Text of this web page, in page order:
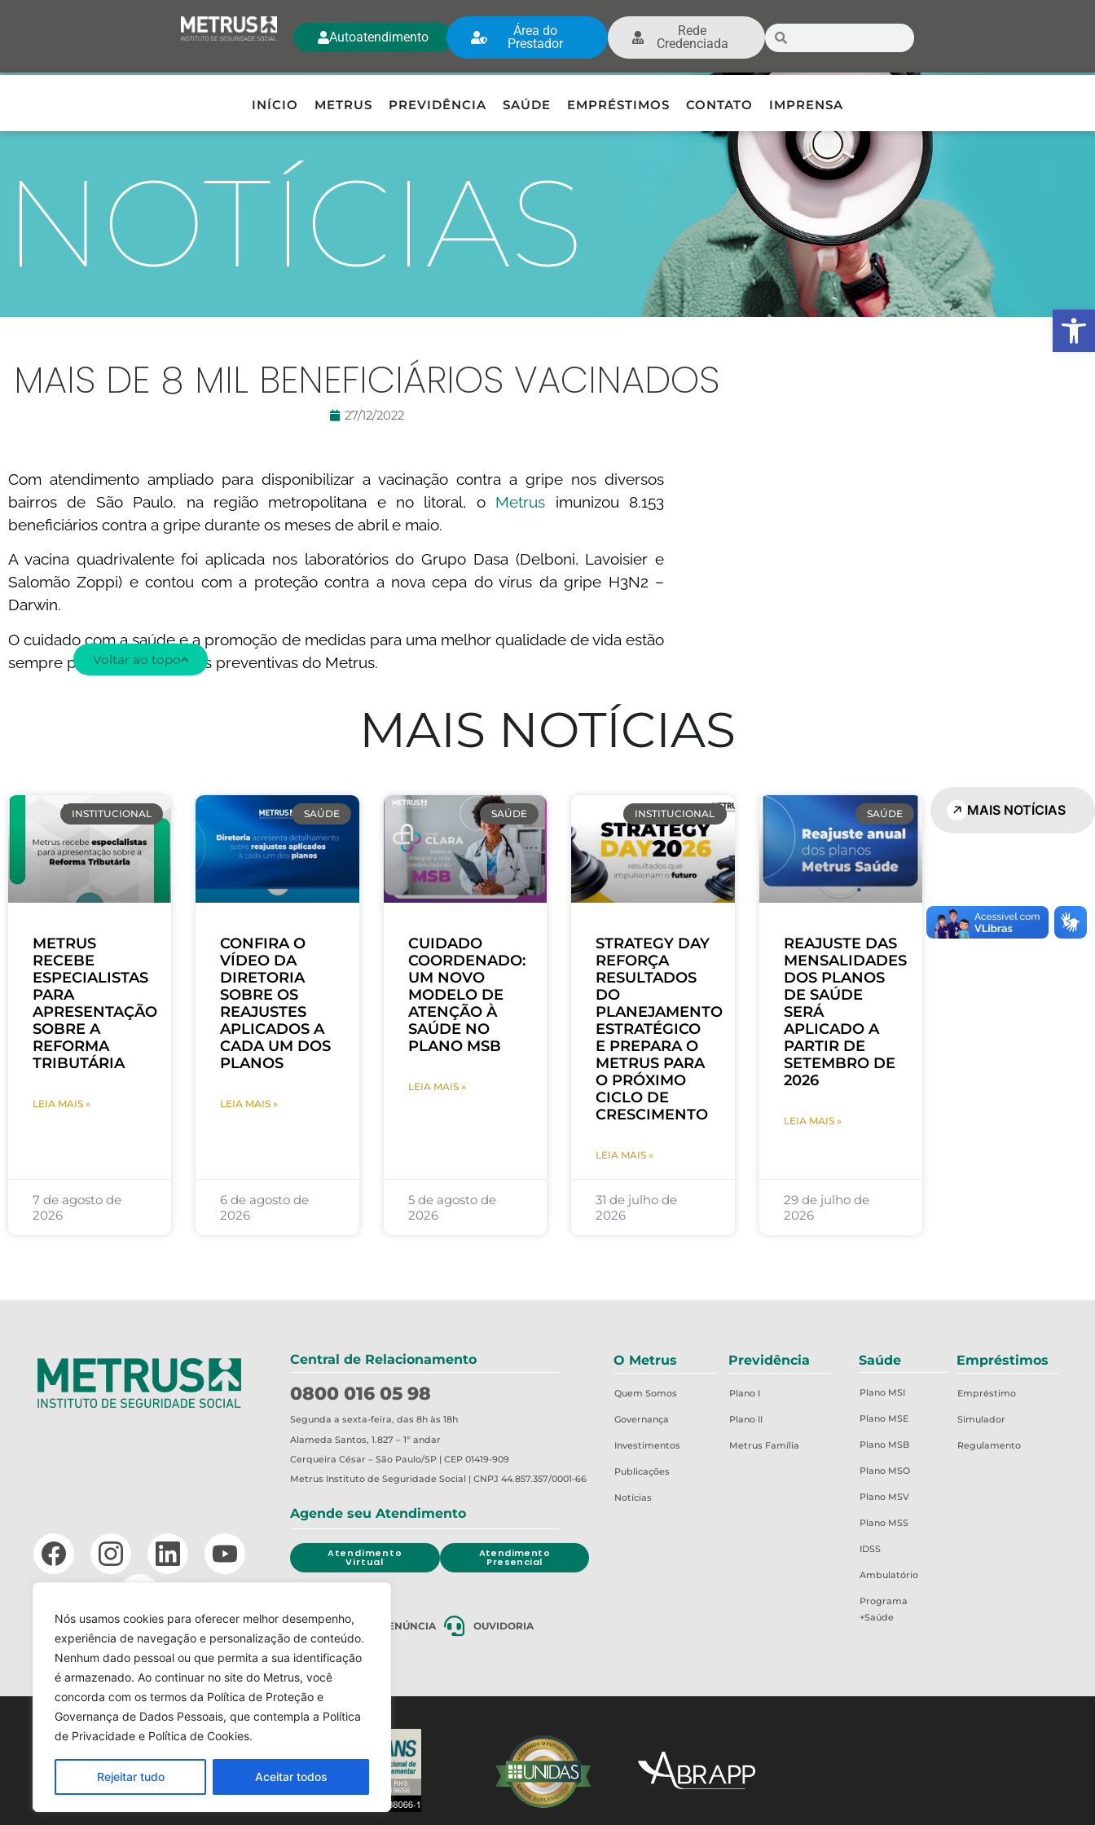
Nós usamos cookies para oferecer melhor desempenho,
experiência de navegação e personalização de conteúdo.
Nenhum dado pessoal ou que permita a sua identificação
é armazenado. Ao continuar no site do Metrus, você
concorda com os termos da Política de Proteção e
Governança de Dados Pessoais, que contempla a Política
de Privacidade e Política de Cookies.
Rejeitar tudo Aceitar todos
Autoatendimento
Área do
Prestador
Rede
Credenciada
INÍCIO METRUS PREVIDÊNCIA SAÚDE EMPRÉSTIMOS CONTATO IMPRENSA
NOTÍCIAS
MAIS DE 8 MIL BENEFICIÁRIOS VACINADOS
27/12/2022
Com atendimento ampliado para disponibilizar a vacinação contra a gripe nos diversos
bairros de São Paulo, na região metropolitana e no litoral, o Metrus imunizou 8.153
beneficiários contra a gripe durante os meses de abril e maio.
A vacina quadrivalente foi aplicada nos laboratórios do Grupo Dasa (Delboni, Lavoisier e
Salomão Zoppi) e contou com a proteção contra a nova cepa do vírus da gripe H3N2 –
Darwin.
O cuidado com a saúde e a promoção de medidas para uma melhor qualidade de vida estão
sempre presentes nas ações preventivas do Metrus.
MAIS NOTÍCIAS
INSTITUCIONAL
METRUS
RECEBE
ESPECIALISTAS
PARA
APRESENTAÇÃO
SOBRE A
REFORMA
TRIBUTÁRIA
LEIA MAIS »
7 de agosto de
2026
SAÚDE
CONFIRA O
VÍDEO DA
DIRETORIA
SOBRE OS
REAJUSTES
APLICADOS A
CADA UM DOS
PLANOS
LEIA MAIS »
6 de agosto de
2026
SAÚDE
CUIDADO
COORDENADO:
UM NOVO
MODELO DE
ATENÇÃO À
SAÚDE NO
PLANO MSB
LEIA MAIS »
5 de agosto de
2026
INSTITUCIONAL
STRATEGY DAY
REFORÇA
RESULTADOS
DO
PLANEJAMENTO
ESTRATÉGICO
E PREPARA O
METRUS PARA
O PRÓXIMO
CICLO DE
CRESCIMENTO
LEIA MAIS »
31 de julho de
2026
SAÚDE
REAJUSTE DAS
MENSALIDADES
DOS PLANOS
DE SAÚDE
SERÁ
APLICADO A
PARTIR DE
SETEMBRO DE
2026
LEIA MAIS »
29 de julho de
2026
MAIS NOTÍCIAS
LGPD TERMOS DE USO
Central de Relacionamento
0800 016 05 98
Segunda a sexta-feira, das 8h às 18h
Alameda Santos, 1.827 – 1º andar
Cerqueira César – São Paulo/SP | CEP 01419-909
Metrus Instituto de Seguridade Social | CNPJ 44.857.357/0001-66
Agende seu Atendimento
Atendimento
Virtual
Atendimento
Presencial
CANAL DE DENÚNCIA OUVIDORIA
O Metrus
Quem Somos
Governança
Investimentos
Publicações
Notícias
Previdência
Plano I
Plano II
Metrus Família
Saúde
Plano MSI
Plano MSE
Plano MSB
Plano MSO
Plano MSV
Plano MSS
IDSS
Ambulatório
Programa
+Saúde
Empréstimos
Empréstimo
Simulador
Regulamento
Voltar ao topo